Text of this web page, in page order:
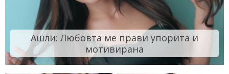
Ашли: Любовта ме прави упорита и
мотивирана